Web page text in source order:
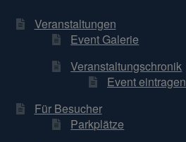
Veranstaltungen
Event Galerie
Veranstaltungschronik
Event eintragen
Für Besucher
Parkplätze